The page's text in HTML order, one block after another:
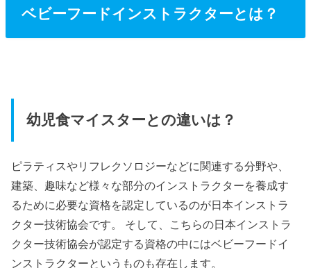
ベビーフードインストラクターとは？
幼児食マイスターとの違いは？
ピラティスやリフレクソロジーなどに関連する分野や、
建築、趣味など様々な部分のインストラクターを養成す
るために必要な資格を認定しているのが日本インストラ
クター技術協会です。 そして、こちらの日本インストラ
クター技術協会が認定する資格の中にはベビーフードイ
ンストラクターというものも存在します。